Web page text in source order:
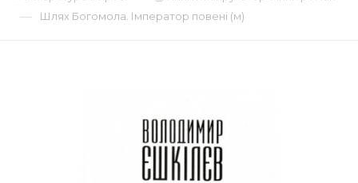
— Шлях Богомола. Імператор повені (м)